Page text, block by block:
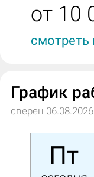
от 10
График
сверен 06.08.2026
Пт